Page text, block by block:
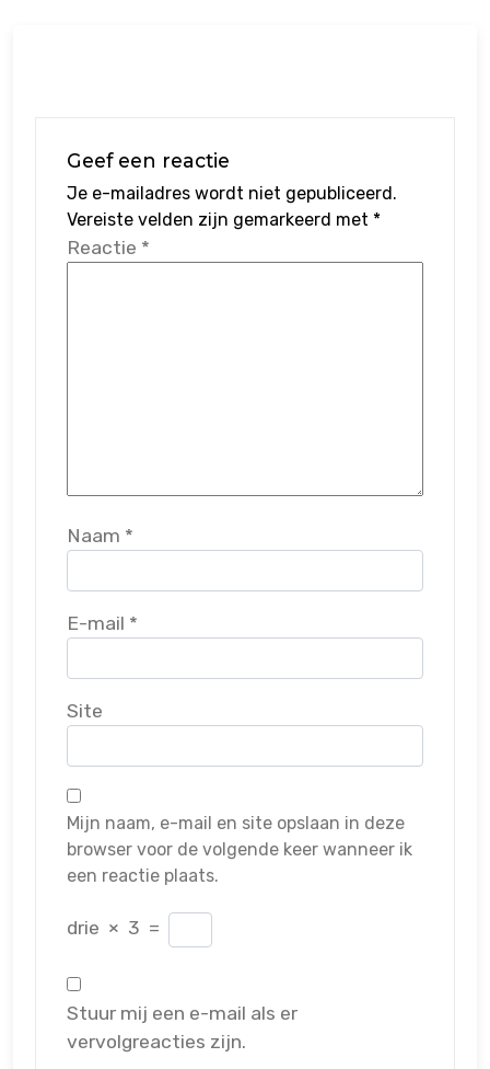
Geef een reactie
Je e-mailadres wordt niet gepubliceerd.
Vereiste velden zijn gemarkeerd met *
Reactie *
Naam *
E-mail *
Site
Mijn naam, e-mail en site opslaan in deze
browser voor de volgende keer wanneer ik
een reactie plaats.
drie × 3 =
Stuur mij een e-mail als er
vervolgreacties zijn.